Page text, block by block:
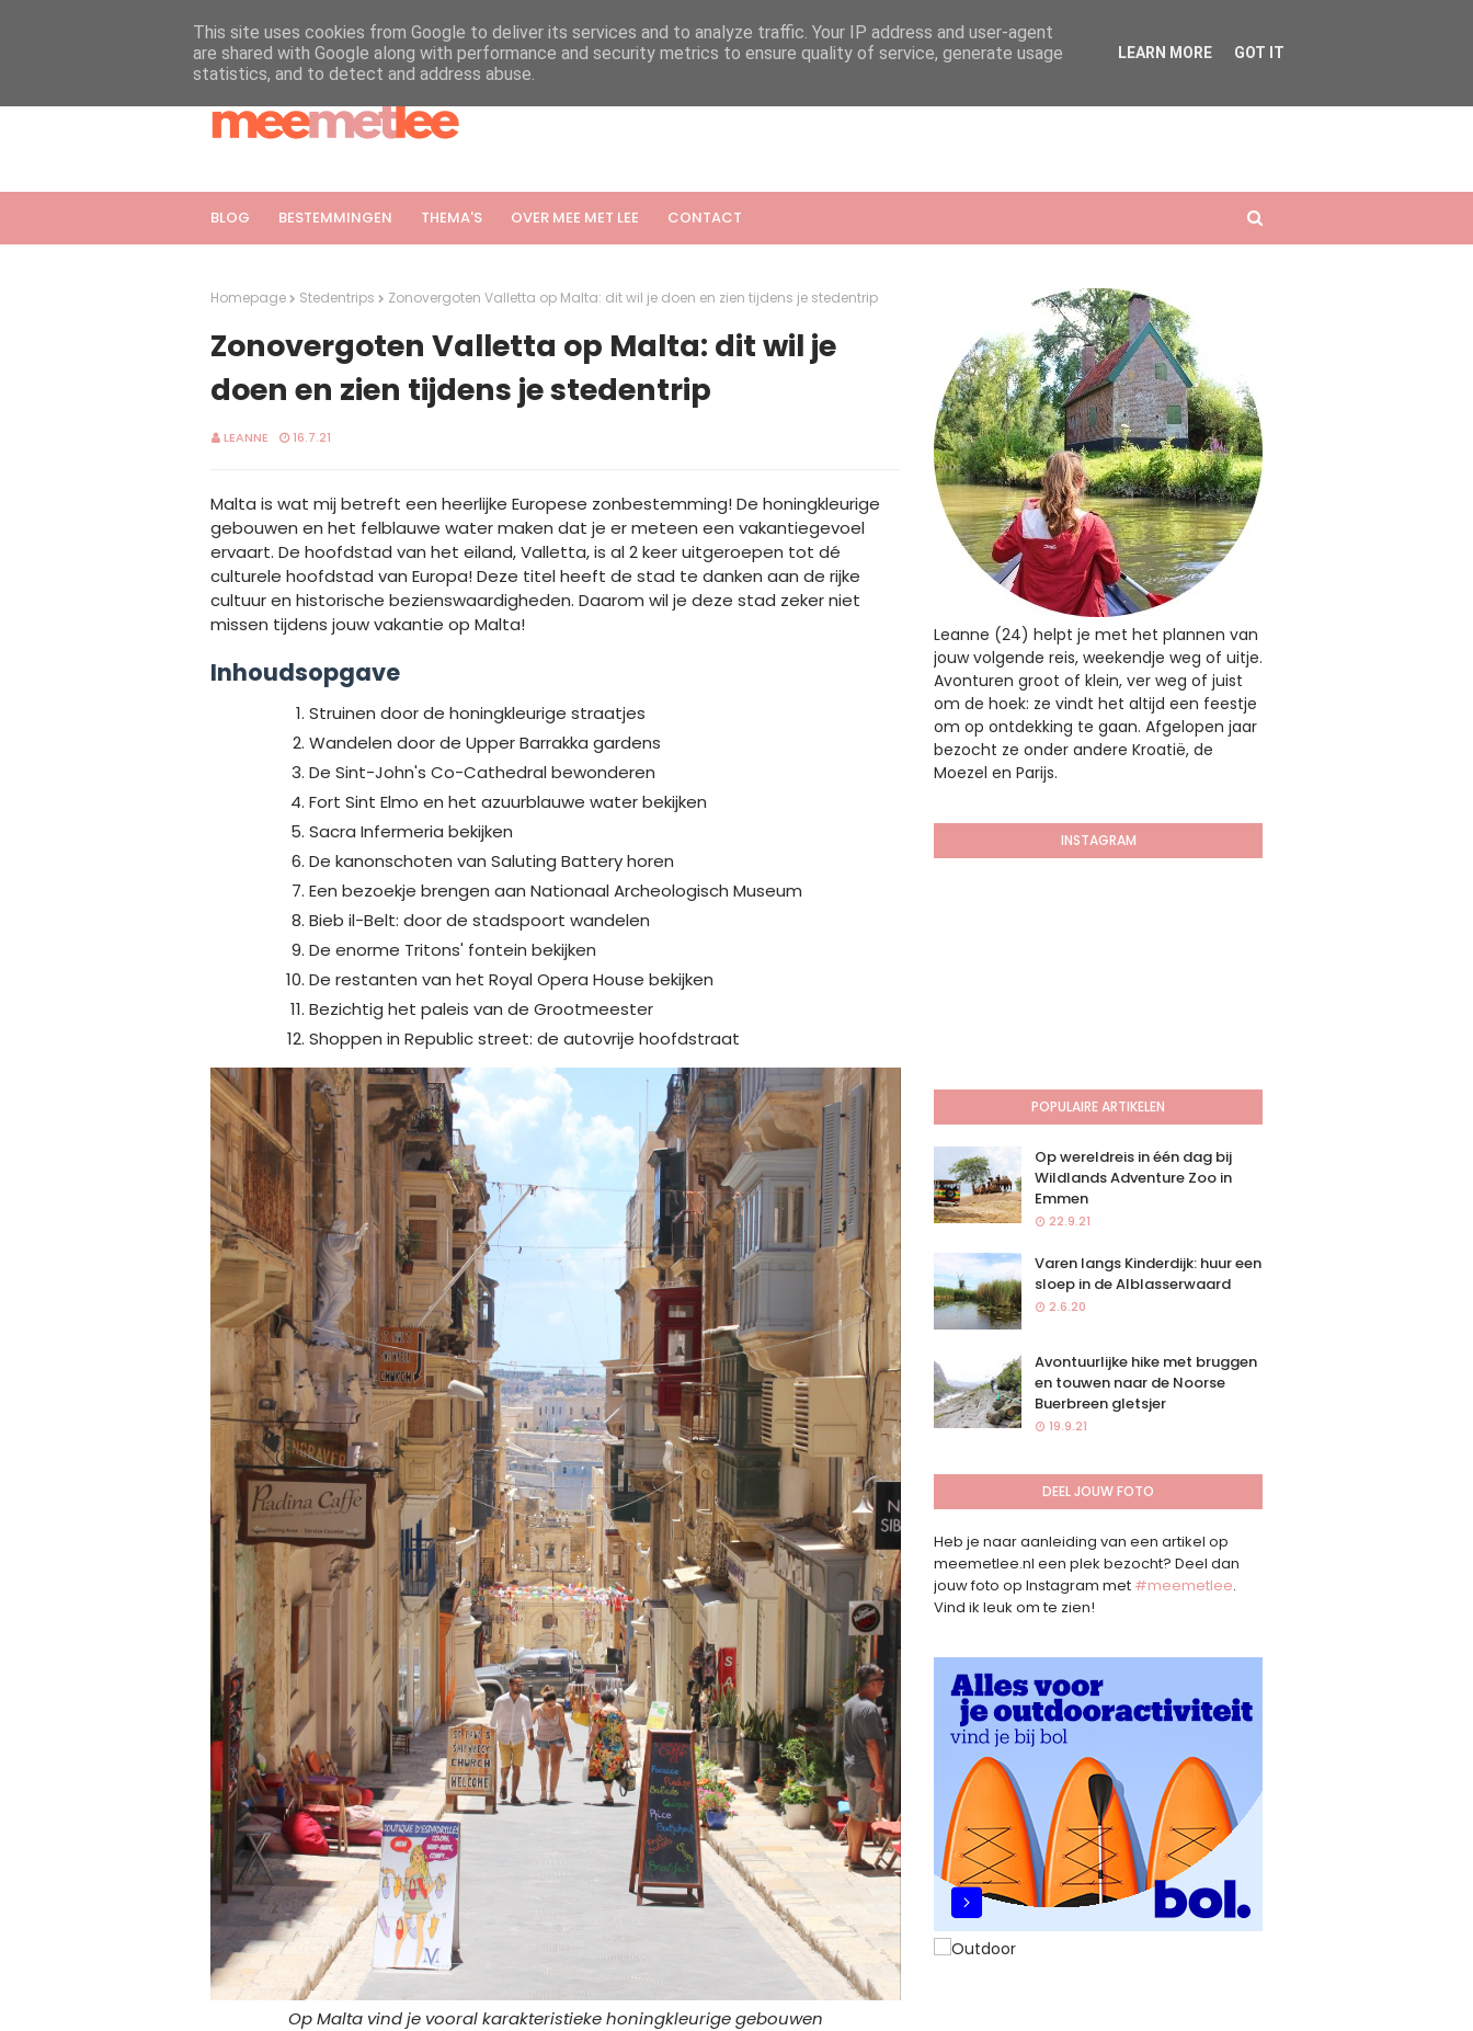
BLOG BESTEMMINGEN THEMA'S OVER MEE MET LEE CONTACT
Homepage Stedentrips Zonovergoten Valletta op Malta: dit wil je doen en zien tijdens je stedentrip
Zonovergoten Valletta op Malta: dit wil je
doen en zien tijdens je stedentrip
LEANNE 16.7.21
Malta is wat mij betreft een heerlijke Europese zonbestemming! De honingkleurige
gebouwen en het felblauwe water maken dat je er meteen een vakantiegevoel
ervaart. De hoofdstad van het eiland, Valletta, is al 2 keer uitgeroepen tot dé
culturele hoofdstad van Europa! Deze titel heeft de stad te danken aan de rijke
cultuur en historische bezienswaardigheden. Daarom wil je deze stad zeker niet
missen tijdens jouw vakantie op Malta!
Inhoudsopgave
Struinen door de honingkleurige straatjes
Wandelen door de Upper Barrakka gardens
De Sint-John's Co-Cathedral bewonderen
Fort Sint Elmo en het azuurblauwe water bekijken
Sacra Infermeria bekijken
De kanonschoten van Saluting Battery horen
Een bezoekje brengen aan Nationaal Archeologisch Museum
Bieb il-Belt: door de stadspoort wandelen
De enorme Tritons' fontein bekijken
De restanten van het Royal Opera House bekijken
Bezichtig het paleis van de Grootmeester
Shoppen in Republic street: de autovrije hoofdstraat
Op Malta vind je vooral karakteristieke honingkleurige gebouwen
Leanne (24) helpt je met het plannen van
jouw volgende reis, weekendje weg of uitje.
Avonturen groot of klein, ver weg of juist
om de hoek: ze vindt het altijd een feestje
om op ontdekking te gaan. Afgelopen jaar
bezocht ze onder andere Kroatië, de
Moezel en Parijs.
INSTAGRAM
POPULAIRE ARTIKELEN
Op wereldreis in één dag bij
Wildlands Adventure Zoo in
Emmen
22.9.21
Varen langs Kinderdijk: huur een
sloep in de Alblasserwaard
2.6.20
Avontuurlijke hike met bruggen
en touwen naar de Noorse
Buerbreen gletsjer
19.9.21
DEEL JOUW FOTO
Heb je naar aanleiding van een artikel op
meemetlee.nl een plek bezocht? Deel dan
jouw foto op Instagram met #meemetlee.
Vind ik leuk om te zien!
This site uses cookies from Google to deliver its services and to analyze traffic. Your IP address and user-agent
are shared with Google along with performance and security metrics to ensure quality of service, generate usage
statistics, and to detect and address abuse.
LEARN MORE GOT IT